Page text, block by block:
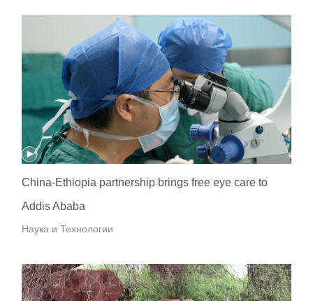
China-Ethiopia partnership brings free eye care to
Addis Ababa
Наука и Технологии